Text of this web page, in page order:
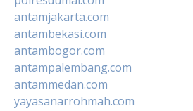
antamjakarta.com
antambekasi.com
antambogor.com
antampalembang.com
antammedan.com
yayasanarrohmah.com